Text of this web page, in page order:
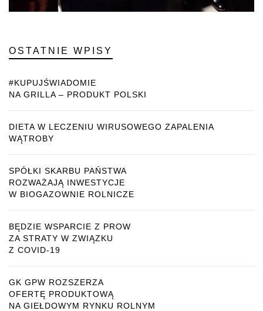
OSTATNIE WPISY
#KUPUJŚWIADOMIE
NA GRILLA – PRODUKT POLSKI
DIETA W LECZENIU WIRUSOWEGO ZAPALENIA
WĄTROBY
SPÓŁKI SKARBU PAŃSTWA
ROZWAŻAJĄ INWESTYCJE
W BIOGAZOWNIE ROLNICZE
BĘDZIE WSPARCIE Z PROW
ZA STRATY W ZWIĄZKU
Z COVID-19
GK GPW ROZSZERZA
OFERTĘ PRODUKTOWĄ
NA GIEŁDOWYM RYNKU ROLNYM